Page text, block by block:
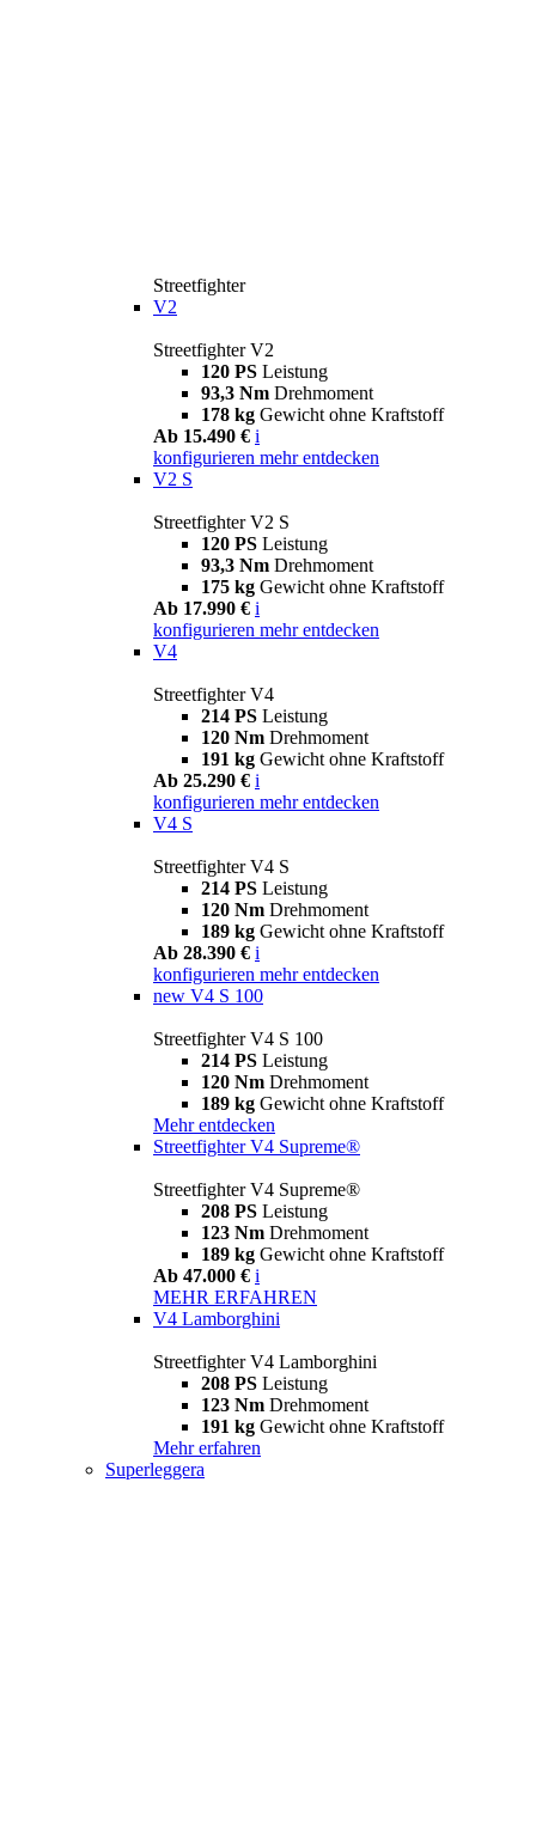
Streetfighter
V2
Streetfighter V2
120 PS Leistung
93,3 Nm Drehmoment
178 kg Gewicht ohne Kraftstoff
Ab 15.490 € i
konfigurieren mehr entdecken
V2 S
Streetfighter V2 S
120 PS Leistung
93,3 Nm Drehmoment
175 kg Gewicht ohne Kraftstoff
Ab 17.990 € i
konfigurieren mehr entdecken
V4
Streetfighter V4
214 PS Leistung
120 Nm Drehmoment
191 kg Gewicht ohne Kraftstoff
Ab 25.290 € i
konfigurieren mehr entdecken
V4 S
Streetfighter V4 S
214 PS Leistung
120 Nm Drehmoment
189 kg Gewicht ohne Kraftstoff
Ab 28.390 € i
konfigurieren mehr entdecken
new V4 S 100
Streetfighter V4 S 100
214 PS Leistung
120 Nm Drehmoment
189 kg Gewicht ohne Kraftstoff
Mehr entdecken
Streetfighter V4 Supreme®
Streetfighter V4 Supreme®
208 PS Leistung
123 Nm Drehmoment
189 kg Gewicht ohne Kraftstoff
Ab 47.000 € i
MEHR ERFAHREN
V4 Lamborghini
Streetfighter V4 Lamborghini
208 PS Leistung
123 Nm Drehmoment
191 kg Gewicht ohne Kraftstoff
Mehr erfahren
Superleggera